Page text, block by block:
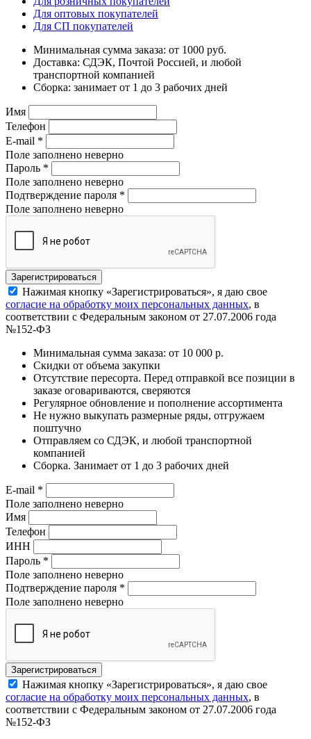
Для оптовых покупателей
Для СП покупателей
Минимальная сумма заказа: от 1000 руб.
Доставка: СДЭК, Почтой Россией, и любой
транспортной компанией
Сборка: занимает от 1 до 3 рабочих дней
Имя
Телефон
E-mail *
Поле заполнено неверно
Пароль *
Поле заполнено неверно
Подтверждение пароля *
Поле заполнено неверно
Нажимая кнопку «Зарегистрироваться», я даю свое
согласие на обработку моих персональных данных, в
соответствии с Федеральным законом от 27.07.2006 года
№152-ФЗ
Минимальная сумма заказа: от 10 000 р.
Скидки от объема закупки
Отсутствие пересорта. Перед отправкой все позиции в
заказе оговариваются, сверяются
Регулярное обновление и пополнение ассортимента
Не нужно выкупать размерные ряды, отгружаем
поштучно
Отправляем со СДЭК, и любой транспортной
компанией
Сборка. Занимает от 1 до 3 рабочих дней
E-mail *
Поле заполнено неверно
Имя
Телефон
ИНН
Пароль *
Поле заполнено неверно
Подтверждение пароля *
Поле заполнено неверно
Нажимая кнопку «Зарегистрироваться», я даю свое
согласие на обработку моих персональных данных, в
соответствии с Федеральным законом от 27.07.2006 года
№152-ФЗ